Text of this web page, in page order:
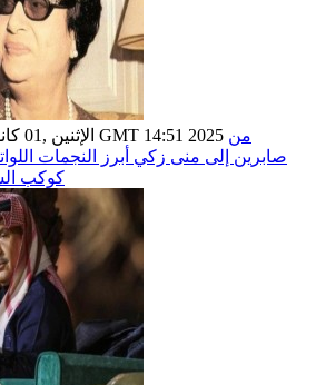
الإثنين ,01 كانون الأول / ديسمبر GMT 14:51 2025 من
صابرين إلى منى زكي أبرز النجمات
كوكب